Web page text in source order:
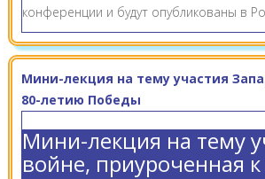
конференции и будут опубликованы в
Мини-лекция на тему участия
80-летию Победы
Мини-лекция на тему
войне, приуроченная